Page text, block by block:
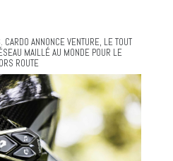
ANNONCE VENTURE, LE TOUT
MAILLÉ AU MONDE POUR LE
ROUTE